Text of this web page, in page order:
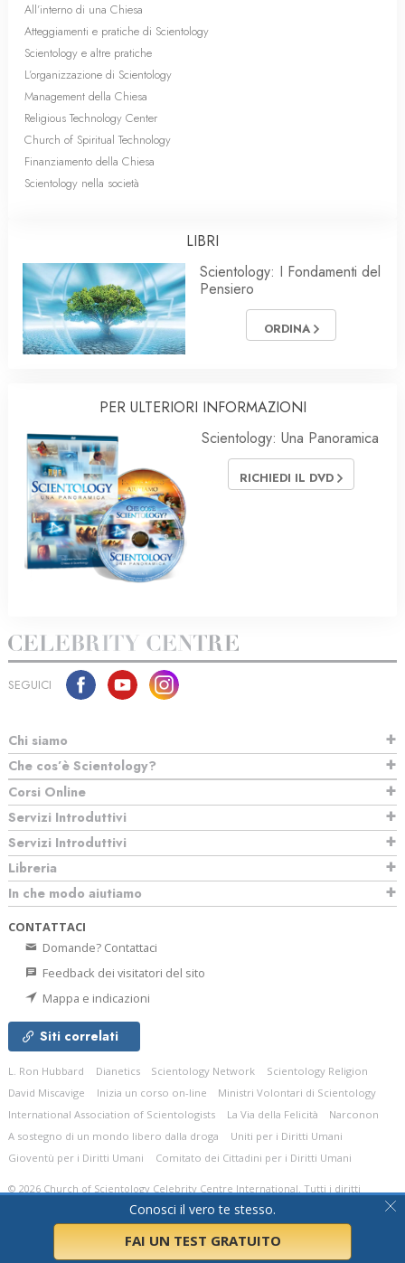
All’interno di una Chiesa
Atteggiamenti e pratiche di Scientology
Scientology e altre pratiche
L’organizzazione di Scientology
Management della Chiesa
Religious Technology Center
Church of Spiritual Technology
Finanziamento della Chiesa
Scientology nella società
LIBRI
Scientology: I Fondamenti del
Pensiero
ORDINA
PER ULTERIORI INFORMAZIONI
Scientology: Una Panoramica
RICHIEDI IL DVD
Conosci il vero te stesso.
FAI UN TESTGRATUITO
SEGUICI
Chi siamo
Che cos’è Scientology?
Corsi Online
Servizi Introduttivi
Servizi Introduttivi
Libreria
In che modo aiutiamo
CONTATTACI
Domande? Contattaci
Feedback dei visitatori del sito
Mappa e indicazioni
Siti correlati
L. Ron Hubbard Dianetics Scientology Network
Scientology Religion
David Miscavige
Inizia un corso on-line
Ministri Volontari di Scientology
International Association of Scientologists
La Via della Felicità
Narconon
A sostegno di un mondo libero dalla droga
Uniti per i Diritti Umani
Gioventù per i Diritti Umani
Comitato dei Cittadini per i Diritti Umani
© 2026 Church of Scientology Celebrity Centre International. Tutti i diritti
Informativa sulla privacy • Normativa sui Cookie
•